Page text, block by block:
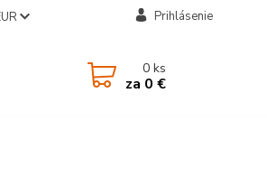
Prihlásenie
0ks
za 0 €